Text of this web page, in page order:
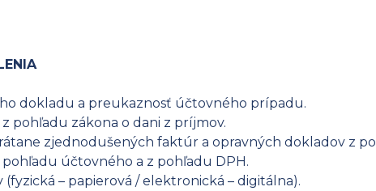
dokladu a preukaznosť účtovného prípadu.
pohľadu zákona o dani z príjmov.
zjednodušených faktúr a opravných dokladov z
účtovného a z pohľadu DPH.
(fyzická – papierová / elektronická – digitálna).